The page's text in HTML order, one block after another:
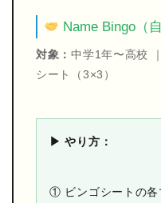
Name Bingo（
対象：中学1年〜高校 ｜
シート（3×3）
▶ やり方：
① ビンゴシートの各